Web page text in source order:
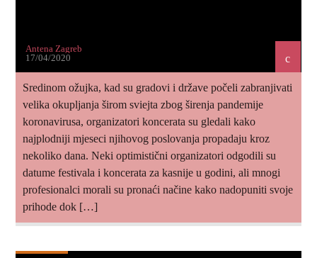
Antena Zagreb
17/04/2020
Sredinom ožujka, kad su gradovi i države počeli zabranjivati
​​velika okupljanja širom sviejta zbog širenja pandemije
koronavirusa, organizatori koncerata su gledali kako
najplodniji mjeseci njihovog poslovanja propadaju kroz
nekoliko dana. Neki optimistični organizatori odgodili su
datume festivala i koncerata za kasnije u godini, ali mnogi
profesionalci morali su pronaći načine kako nadopuniti svoje
prihode dok […]